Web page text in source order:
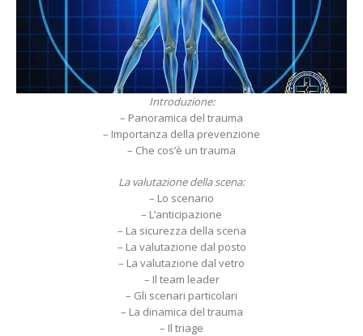
Introduzione:
– Panoramica del trauma
– Importanza della prevenzione
– Che cos’è un trauma
La valutazione della scena:
– Lo scenario
– L’anticipazione
– La sicurezza della scena
– La valutazione dal posto
– La valutazione dal vetro
– Il team leader
– Gli scenari particolari
– La dinamica del trauma
– Il triage